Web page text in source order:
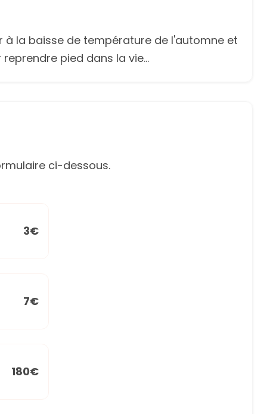
à la baisse de température de l'automne et
pied dans la vie...
ci-dessous.
3€
7€
180€